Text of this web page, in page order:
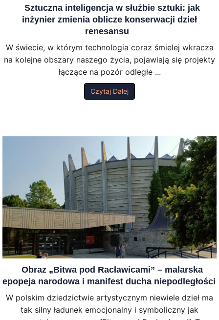
Sztuczna inteligencja w służbie sztuki: jak
inżynier zmienia oblicze konserwacji dzieł
renesansu
W świecie, w którym technologia coraz śmielej wkracza
na kolejne obszary naszego życia, pojawiają się projekty
łączące na pozór odległe ...
Czytaj Dalej
Obraz „Bitwa pod Racławicami” – malarska
epopeja narodowa i manifest ducha niepodległości
W polskim dziedzictwie artystycznym niewiele dzieł ma
tak silny ładunek emocjonalny i symboliczny jak